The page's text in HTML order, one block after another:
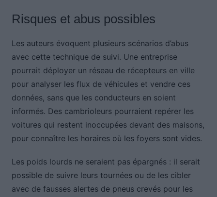
Risques et abus possibles
Les auteurs évoquent plusieurs scénarios d’abus
avec cette technique de suivi. Une entreprise
pourrait déployer un réseau de récepteurs en ville
pour analyser les flux de véhicules et vendre ces
données, sans que les conducteurs en soient
informés. Des cambrioleurs pourraient repérer les
voitures qui restent inoccupées devant des maisons,
pour connaître les horaires où les foyers sont vides.
Les poids lourds ne seraient pas épargnés : il serait
possible de suivre leurs tournées ou de les cibler
avec de fausses alertes de pneus crevés pour les